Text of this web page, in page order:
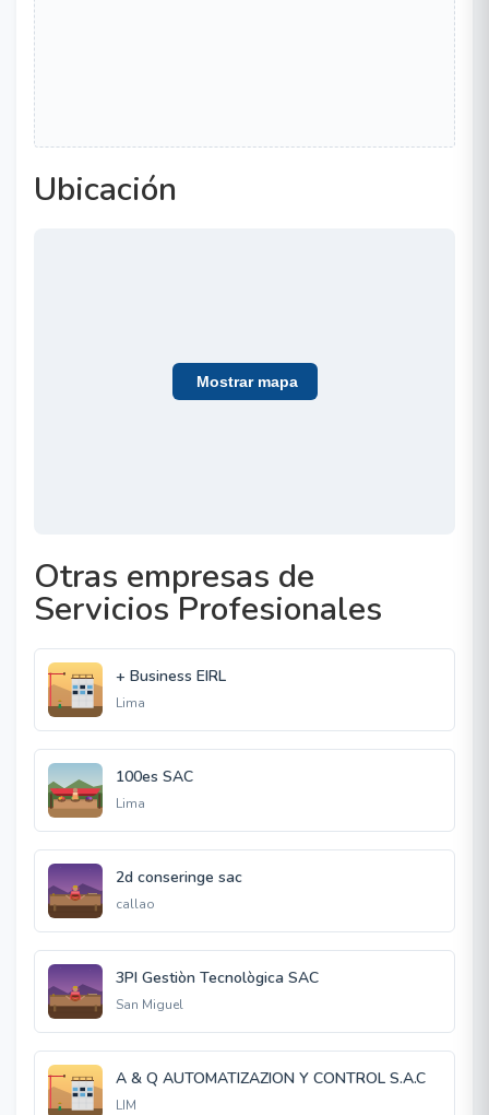
Ubicación
Mostrar mapa
Otras empresas de
Servicios Profesionales
+ Business EIRL
Lima
100es SAC
Lima
2d conseringe sac
callao
3PI Gestiòn Tecnològica SAC
San Miguel
A & Q AUTOMATIZAZION Y CONTROL S.A.C
LIM